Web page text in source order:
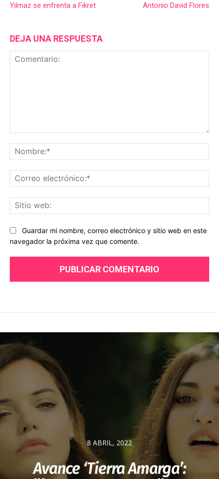
Yilmaz se enfrenta a Fikret
Antonio David Flores
DEJA UNA RESPUESTA
Guardar mi nombre, correo electrónico y sitio web en este
navegador la próxima vez que comente.